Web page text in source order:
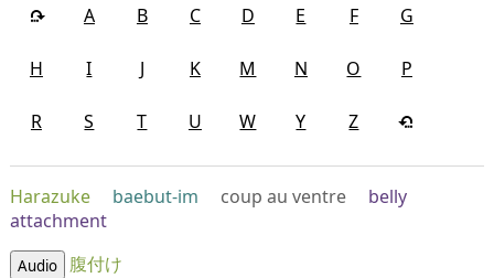
A B C D E F G
H I J K M N O P
R S T U W Y Z
Harazuke baebut-im coup au ventre
belly
attachment
Audio 腹付け